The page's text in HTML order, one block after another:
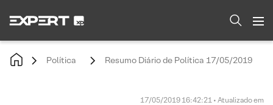
Política Resumo Diário de Política 17/05/2019
17/05/2019 16:42:21 • Atualizado em